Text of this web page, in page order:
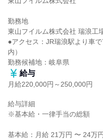
勤務地
東山フイルム株式会社 瑞浪工
●アクセス：JR瑞浪駅より車
内）
勤務候補地：岐阜県
給与
月給220,000円～250,000円
給与詳細
※基本給・一律手当の総額
基本給：月給 21万円 〜 24万円